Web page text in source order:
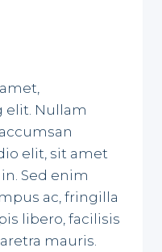
elit. Nullam
elit, sit amet
Sed enim
ac, fringilla
libero, facilisis
mauris.